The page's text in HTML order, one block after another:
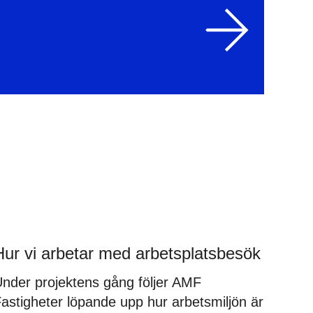
vi arbetar med arbetsplatsbesök
projektens gång följer AMF
löpande upp hur arbetsmiljön är